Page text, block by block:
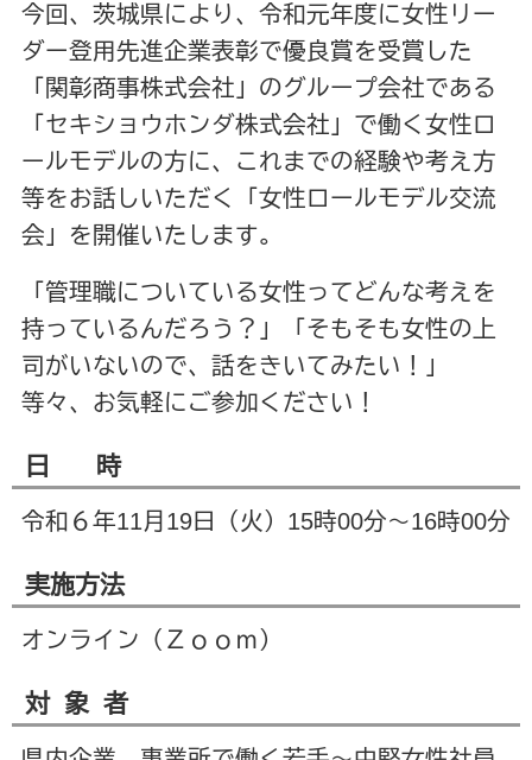
今回、茨城県により、令和元年度に女性リー
ダー登用先進企業表彰で優良賞を受賞した
「関彰商事株式会社」のグループ会社である
「セキショウホンダ株式会社」で働く女性ロ
ールモデルの方に、これまでの経験や考え方
等をお話しいただく「女性ロールモデル交流
会」を開催いたします。
「管理職についている女性ってどんな考えを
持っているんだろう？」「そもそも女性の上
司がいないので、話をきいてみたい！」
等々、お気軽にご参加ください！
日 時
令和６年11月19日（火）15時00分～16時00分
実施方法
オンライン（Ｚｏｏｍ）
対 象 者